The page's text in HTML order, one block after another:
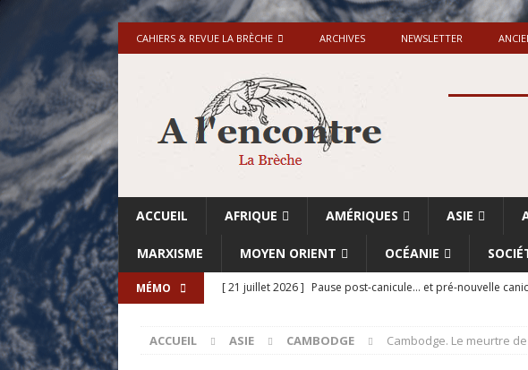
CAHIERS & REVUE LA BRÈCHE ARCHIVES NEWSLETTER
ACCUEIL AFRIQUE AMÉRIQUES ASIE
MARXISME MOYEN ORIENT OCÉANIE
MÉMO [ 21 juillet 2026 ] Pause post-canicule… et pré-nouvelle
[ 18 juillet 2026 ] Israël-Palestine. «Accentuation du
ACCUEIL ASIE CAMBODGE Cambodge. Le meurtre